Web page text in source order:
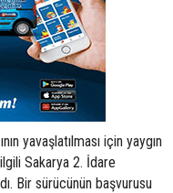
yavaşlatılması için yaygın
Sakarya 2. İdare
Bir sürücünün başvurusu